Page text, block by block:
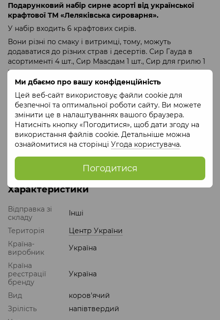
Ми дбаємо про вашу конфіденційність
Цей веб-сайт використовує файли cookie для
безпечної та оптимальної роботи сайту. Ви можете
змінити це в налаштуваннях вашого браузера.
Натисніть кнопку «Погодитися», щоб дати згоду на
використання файлів cookie. Детальніше можна
ознайомитися на сторінці Угода користувача.
Погодитися
Подарунковий набір сирне асорті від української
крафтової ТМ «Леляківська сироварня».
У набір входить 6 крафтових сирів.
Вони різні по смаку і витримці, тому, можуть
додаватися до різних страв і десертів. Сир Гауда в
асортименті 4 шт., Сир Маасдам 1 шт., Сир для грилю 1
шт.
Вага 1 шматка сиру близько 250 г.
Склад : молоко коров’яче пастеризоване, закваска
бактеріальна, сичужний фермент, хлористий кальцій,
сіль харчова. Може містити сліди горіхів, гірчиці.
Особливі умови зберігання : від 0◦С до 6ºС та відносній
вологості 80%-90% фасований 20 діб.
Характеристики
Відправка зі
складу
Інші
Територія
Центр України
Країна-
виробник
Україна
Країна
реєстрації
бренду
Україна
Вид
коров'ячий
Зрілість
напівтвердий